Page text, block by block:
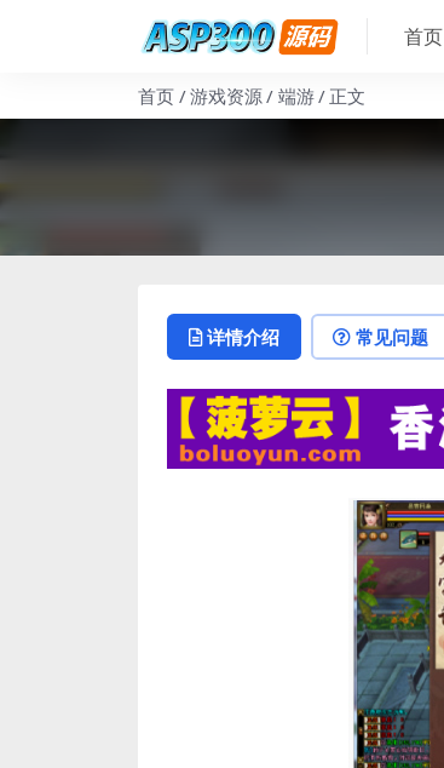
首页
首页 游戏资源 端游 正文
详情介绍 常见问题